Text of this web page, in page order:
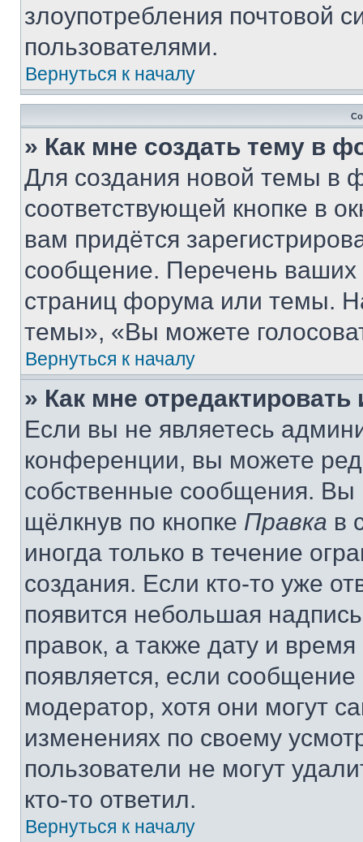
злоупотребления почтовой
пользователями.
Вернуться к началу
» Как мне создать тему в
Для создания новой темы в
соответствующей кнопке в
вам придётся
сообщение. Перечень ваших
страниц форума или темы.
темы», «Вы можете
Вернуться к началу
» Как мне
Если вы не являетесь
конференции, вы можете
собственные сообщения. Вы
щёлкнув по кнопке Правка в
иногда только в течение
создания. Если кто-то уже
появится небольшая
правок, а также дату и
появляется, если
модератор, хотя они могут
изменениях по своему
пользователи не могут
кто-то ответил.
Вернуться к началу